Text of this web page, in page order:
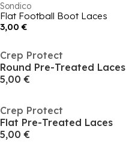
Sondico
Flat Football Boot Laces
3,00 €
Crep Protect
Round Pre-Treated Laces
5,00 €
Crep Protect
Flat Pre-Treated Laces
5,00 €